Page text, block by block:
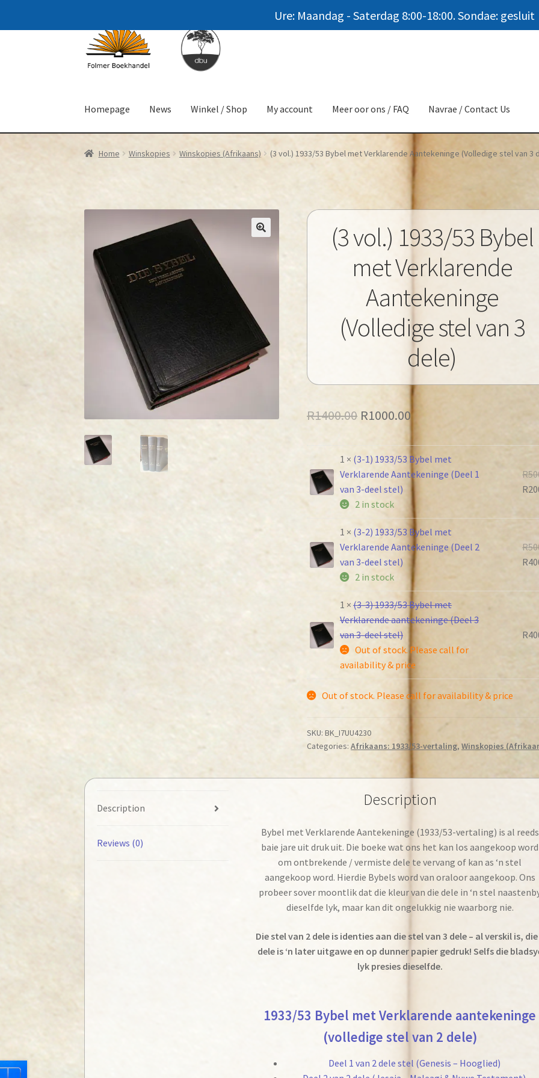
Skip
to
navigation
Skip
to
content
Homepage News Winkel / Shop My account Meer oor ons / FAQ Navrae / Contact Us
Home Winskopies Winskopies (Afrikaans) (3 vol.) 1933/53 Bybel met Verklarende Aantekeninge (Volledige stel van 3
(3 vol.) 1933/53 Bybel
met Verklarende
Aantekeninge
(Volledige stel van 3
dele)
R1400.00 Original
was:
R1400.00.
R1000.00
is:
R1000.00.
1 × (3-1) 1933/53 Bybel met
Verklarende Aantekeninge (Deel 1
van 3-deel stel)
2 in stock
R
R
1 × (3-2) 1933/53 Bybel met
Verklarende Aantekeninge (Deel 2
van 3-deel stel)
2 in stock
R
R
1 ×(3-3) 1933/53 Bybel met
Verklarende aantekeninge (Deel 3
van 3-deel stel)
Out of stock. Please call for
availability & price
R
Out of stock. Please call for availability & price
SKU:BK_I7UU4230
Categories:Afrikaans: 1933/53-vertaling,Winskopies
Description
Reviews (0)
Description
Bybel met Verklarende Aantekeninge (1933/53-vertaling) is al reeds
baie jare uit druk uit. Die boeke wat ons het kan los aangekoop word
om ontbrekende / vermiste dele te vervang of kan as ‘n stel
aangekoop word. Hierdie Bybels word van oraloor aangekoop. Ons
probeer sover moontlik dat die kleur van die dele in ‘n stel
dieselfde lyk, maar kan dit ongelukkig nie waarborg nie.
Die stel van 2 dele is identies aan die stel van 3 dele – al verskil is, die
dele is ‘n later uitgawe en op dunner papier gedruk! Selfs die
lyk presies dieselfde.
1933/53 Bybel met Verklarende aantekeninge
(volledige stel van 2 dele)
Deel 1 van 2 dele stel (Genesis – Hooglied)
Ure: Maandag - Saterdag 8:00-18:00. Sondae: gesluit